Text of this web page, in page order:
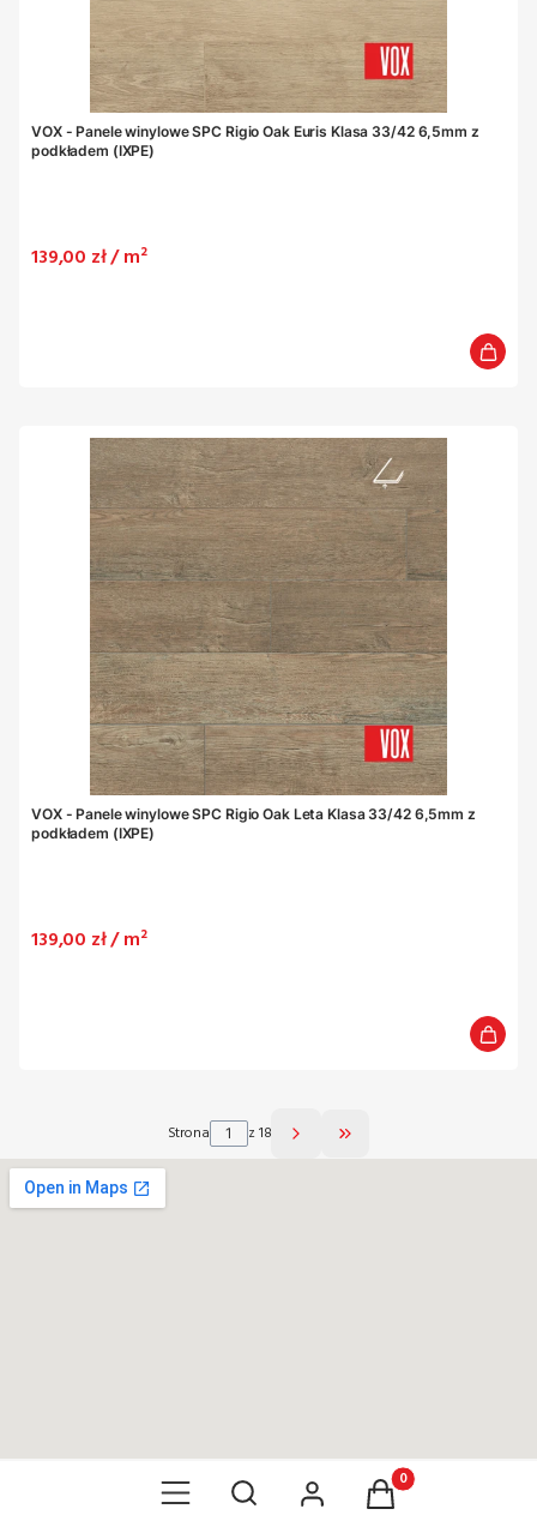
Menu
Otwórz wyszukiwarkęProdukty w koszyku:
VOX - Panele winylowe SPC Rigio Oak Euris Klasa 33/42 6,5mm z
podkładem (IXPE)
Cena
139,00 zł / m²
VOX - Panele winylowe SPC Rigio Oak Leta Klasa 33/42 6,5mm z
podkładem (IXPE)
Cena
139,00 zł / m²
Strona z 18 Przejdź do ostatniej